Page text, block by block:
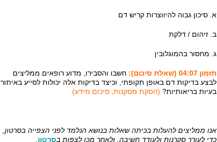
א. סיכון גבוה להיווצרות קריש דם
ב. זיהום / דלקת
ג. מחסור בהמוגלובין
תזמון 04:07 (שאלת סיכום):
חשבו והסבירו, מדוע רופאים ממליצים
לבצע בדיקות דם באופן תקופתי, וכיצד בדיקות אלה יכולות לסייע באיתור
בעיות בריאותיות? (הסקת מסקנות, סיכום מידע)
אנו ממליצים להעלות בכיתה שאלות בנושא הנלמד לפני הצפייה בסרטון,
כדי לעורר סקרנות ולעודד חשיבה, ולאחר מכן לצפות בסרטון